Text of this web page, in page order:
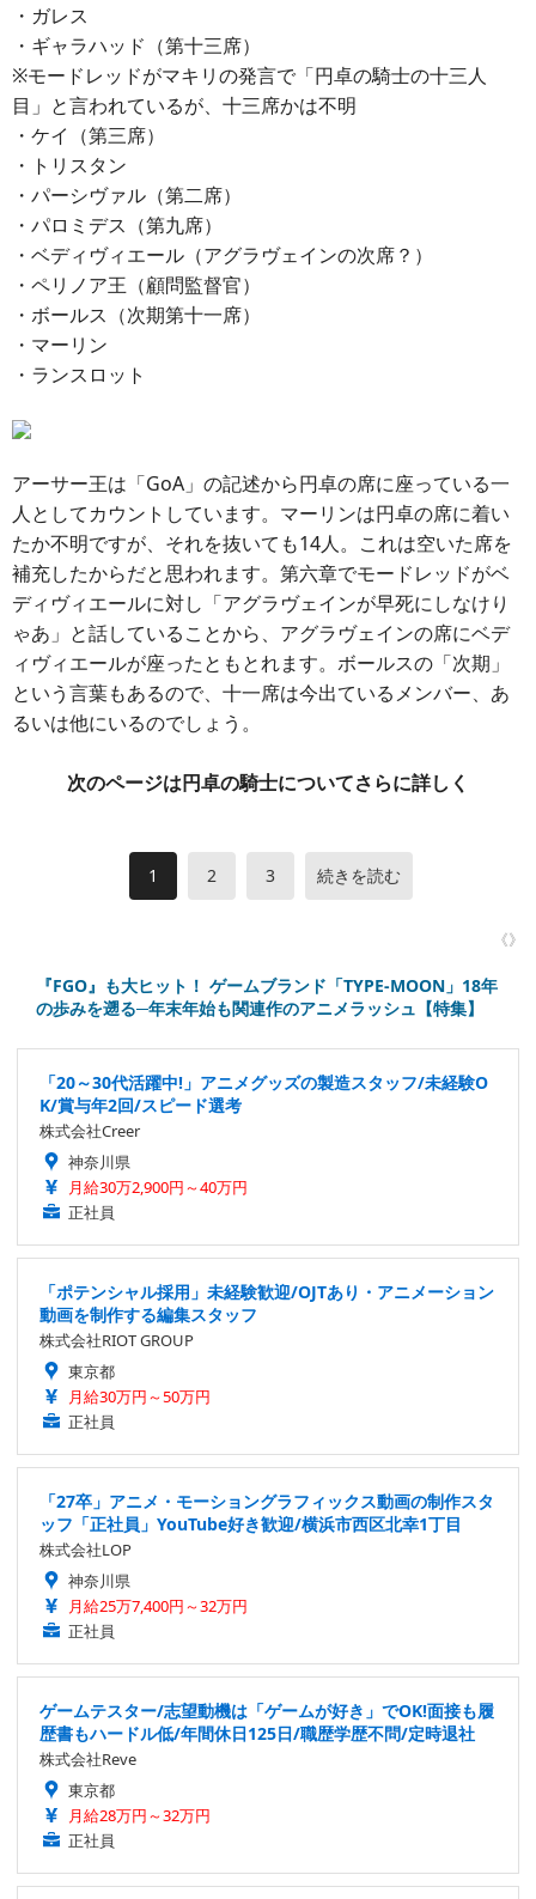
・ガレス
・ギャラハッド（第十三席）
※モードレッドがマキリの発言で「円卓の騎士の十三人
目」と言われているが、十三席かは不明
・ケイ（第三席）
・トリスタン
・パーシヴァル（第二席）
・パロミデス（第九席）
・ベディヴィエール（アグラヴェインの次席？）
・ペリノア王（顧問監督官）
・ボールス（次期第十一席）
・マーリン
・ランスロット
アーサー王は「GoA」の記述から円卓の席に座っている一
人としてカウントしています。マーリンは円卓の席に着い
たか不明ですが、それを抜いても14人。これは空いた席を
補充したからだと思われます。第六章でモードレッドがベ
ディヴィエールに対し「アグラヴェインが早死にしなけり
ゃあ」と話していることから、アグラヴェインの席にベデ
ィヴィエールが座ったともとれます。ボールスの「次期」
という言葉もあるので、十一席は今出ているメンバー、あ
るいは他にいるのでしょう。
次のページは円卓の騎士についてさらに詳しく
1 2 3 続きを読む
《》
『FGO』も大ヒット！ ゲームブランド「TYPE-MOON」18年
の歩みを遡る─年末年始も関連作のアニメラッシュ【特集】
「20～30代活躍中!」アニメグッズの製造スタッフ/未経験O
K/賞与年2回/スピード選考
株式会社Creer
神奈川県
月給30万2,900円～40万円
正社員
「ポテンシャル採用」未経験歓迎/OJTあり・アニメーション
動画を制作する編集スタッフ
株式会社RIOT GROUP
東京都
月給30万円～50万円
正社員
「27卒」アニメ・モーショングラフィックス動画の制作スタ
ッフ「正社員」YouTube好き歓迎/横浜市西区北幸1丁目
株式会社LOP
神奈川県
月給25万7,400円～32万円
正社員
ゲームテスター/志望動機は「ゲームが好き」でOK!面接も履
歴書もハードル低/年間休日125日/職歴学歴不問/定時退社
株式会社Reve
東京都
月給28万円～32万円
正社員